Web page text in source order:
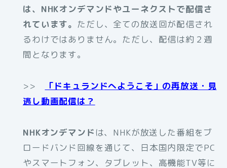
は、NHKオンデマンドやユーネクストで配信さ
れています。 ただし、全ての放送回が配信され
るわけではありません。ただし、配信は約２週
間となります。
>>
「ドキュランドへようこそ」の再放送・見
逃し動画配信は？
NHKオンデマンド は、NHKが放送した番組をブ
ロードバンド回線を通じて、日本国内限定でPC
やスマートフォン、タブレット、高機能TV等に